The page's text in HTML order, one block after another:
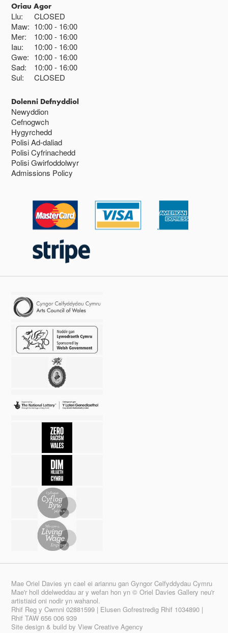
Oriau Agor
Llu:
CLOSED
Maw: 10:00 16:00
Mer:
10:00 16:00
Iau:
10:00 16:00
Gwe: 10:00 16:00
Sad:
10:00 16:00
Sul:
CLOSED
Dolenni Defnyddiol
Newyddion
Cefnogwch
Hygyrchedd
Polisi Ad-daliad
Polisi Cyfrinachedd
Polisi Gwirfoddolwyr
Admissions Policy
Mae Oriel Davies yn cael ei ariannu gan Gyngor Celfyddydau Cymru
Mae'r holl ddelweddau ar y wefan hon yn © Oriel Davies Gallery neu'r
artistiaid oni nodir yn wahanol.
Rhif Reg y Cwmni 02881599 | Elusen Gofrestredig Rhif 1034890 |
Rhif TAW 656 006 939
Site design & build byView Creative Agency